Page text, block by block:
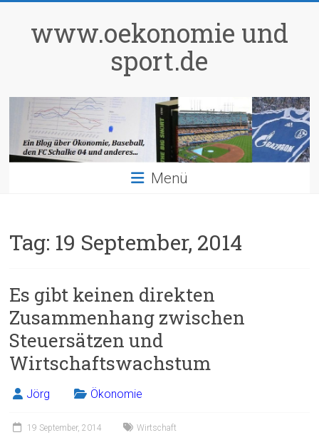
springenwww.oekonomie und
sport.de
Menü
Tag: 19 September, 2014
Es gibt keinen direkten
Zusammenhang zwischen
Steuersätzen und
Wirtschaftswachstum
Jörg Ökonomie
19 September, 2014 Wirtschaft